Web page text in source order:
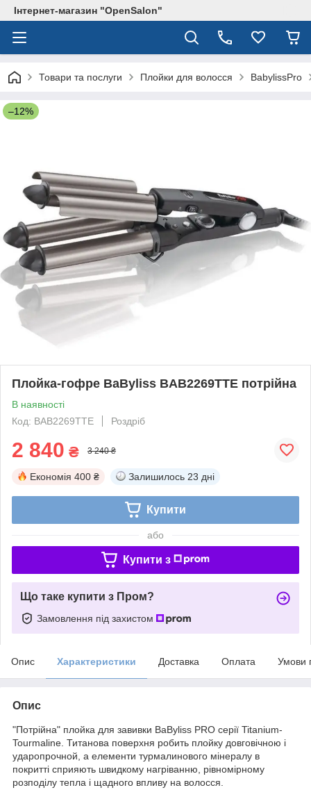
Інтернет-магазин "OpenSalon"
Товари та послуги Плойки для волосся BabylissPro
–12%
Плойка-гофре BaByliss BAB2269TTE потрійна
В наявності
Код: BAB2269TTE
Роздріб
2 840 ₴ 3 240 ₴
Економія 400 ₴ Залишилось 23 дні
Купити
або
Купити з
Що таке купити з Пром?
Замовлення під захистом
Опис Характеристики Доставка Оплата Умови
Опис
"Потрійна" плойка для завивки BaByliss PRO серії Titanium-
Tourmaline. Титанова поверхня робить плойку довговічною і
ударопрочной, а елементи турмалинового мінералу в
покритті сприяють швидкому нагріванню, рівномірному
розподілу тепла і щадного впливу на волосся.